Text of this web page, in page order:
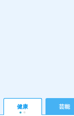
健康 芸能